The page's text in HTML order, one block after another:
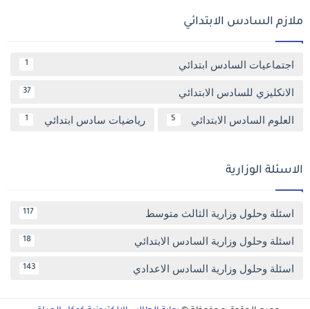
ملازم السادس الابتدائي
اجتماعيات السادس ابتدائي 1
الانكليزي للسادس الابتدائي 37
العلوم السادس الابتدائي 5 رياضيات سادس ابتدائي 1
الاسئلة الوزارية
اسئلة وحلول وزارية الثالث متوسط 117
اسئلة وحلول وزارية السادس الابتدائي 18
اسئلة وحلول وزارية السادس الاعدادي 143